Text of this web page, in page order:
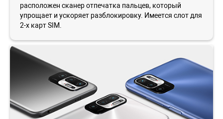
расположен сканер отпечатка пальцев, который
упрощает и ускоряет разблокировку. Имеется слот для
2-х карт SIM.